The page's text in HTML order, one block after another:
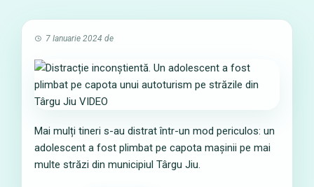
7 Ianuarie 2024 de
Mai mulți tineri s-au distrat într-un mod periculos: un
adolescent a fost plimbat pe capota mașinii pe mai
multe străzi din municipiul Târgu Jiu.